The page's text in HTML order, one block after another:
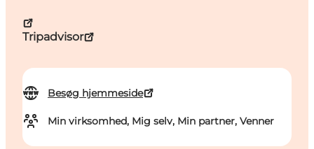
Tripadvisor
Besøg hjemmeside
Min virksomhed, Mig selv, Min partner, Venner